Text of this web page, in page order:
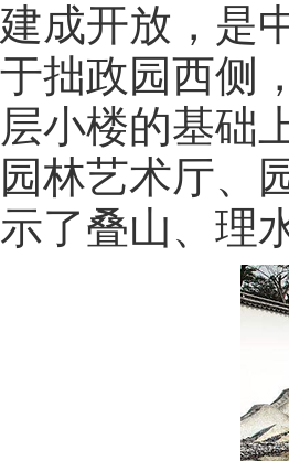
建成开放，是
于拙政园西侧
层小楼的基础
园林艺术厅、
示了叠山、理